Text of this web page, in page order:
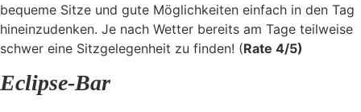
bequeme Sitze und gute Möglichkeiten einfach in den Tag
hineinzudenken. Je nach Wetter bereits am Tage teilweise
schwer eine Sitzgelegenheit zu finden! (Rate 4/5)
Eclipse-Bar